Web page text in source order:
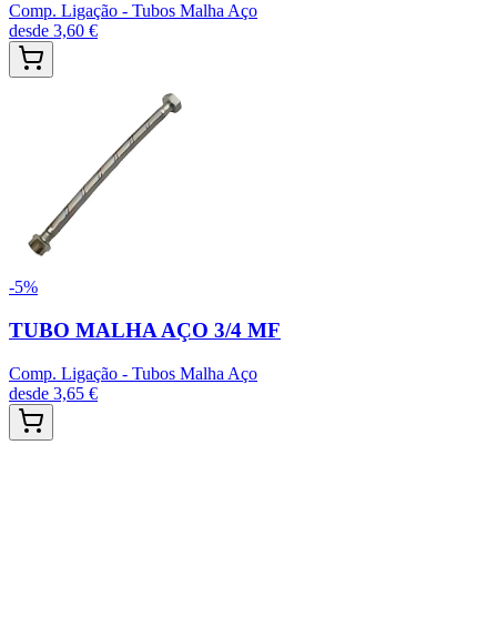
Comp. Ligação - Tubos Malha Aço
desde 3,60 €
-5%
TUBO MALHA AÇO 3/4 MF
Comp. Ligação - Tubos Malha Aço
desde 3,65 €